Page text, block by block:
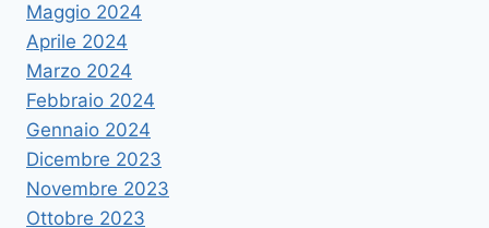
Maggio 2024
Aprile 2024
Marzo 2024
Febbraio 2024
Gennaio 2024
Dicembre 2023
Novembre 2023
Ottobre 2023